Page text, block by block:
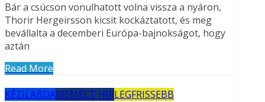
Bár a csúcson vonulhatott volna vissza a nyáron,
Thorir Hergeirsson kicsit kockáztatott, és meg
bevállalta a decemberi Európa-bajnokságot, hogy
aztán
Read More
KÉZILABDAKIEMELT HÍRLEGFRISSEBB